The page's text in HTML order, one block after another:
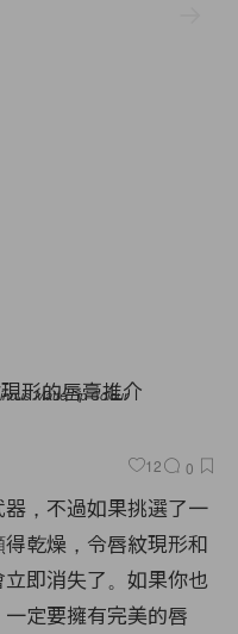
Matte Lip Colour
12 0
，不過如果挑選了一
乾燥，令唇紋現形和
即消失了。如果你也
定要擁有完美的唇